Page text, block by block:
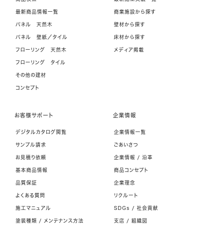
最新商品情報一覧
パネル 天然木
パネル 壁紙／タイル
フローリング 天然木
フローリング タイル
その他の建材
コンセプト
商業施設から探す
壁材から探す
床材から探す
メディア掲載
お客様サポート
デジタルカタログ閲覧
サンプル請求
お見積り依頼
基本商品情報
品質保証
よくある質問
施工マニュアル
塗装種類 / メンテナンス方法
企業情報
企業情報一覧
ごあいさつ
企業情報 / 沿革
商品コンセプト
企業理念
リクルート
SDGs / 社会貢献
支店 / 組織図